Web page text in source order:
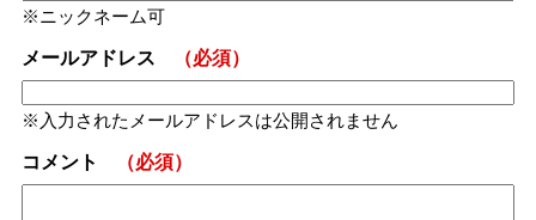
ニックネーム可
メールアドレス （必須）
入力されたメールアドレスは公開されません
コメント （必須）